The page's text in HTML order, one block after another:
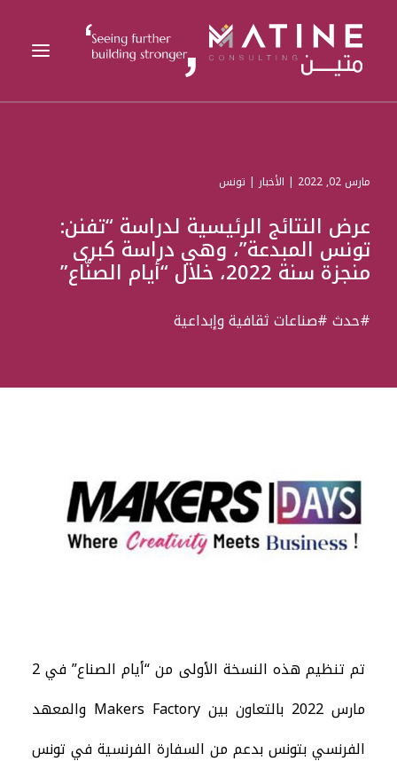
الخدمات المقدمة
المراجع
التحليلات
الوظائف
اتصل بنا
مارس 02, 2022 | الأخبار | تونس
عرض النتائج الرئيسية لدراسة “تفنن:
تونس المبدعة”، وهي دراسة كبرى
منجزة سنة 2022، خلال “أيام الصنّاع”
#حدث#صناعات ثقافية وإبداعية
تم تنظيم هذه النسخة الأولى من “أيام الصناع” في 2
مارس 2022 بالتعاون بين Makers Factory والمعهد
الفرنسي بتونس بدعم من السفارة الفرنسية في تونس